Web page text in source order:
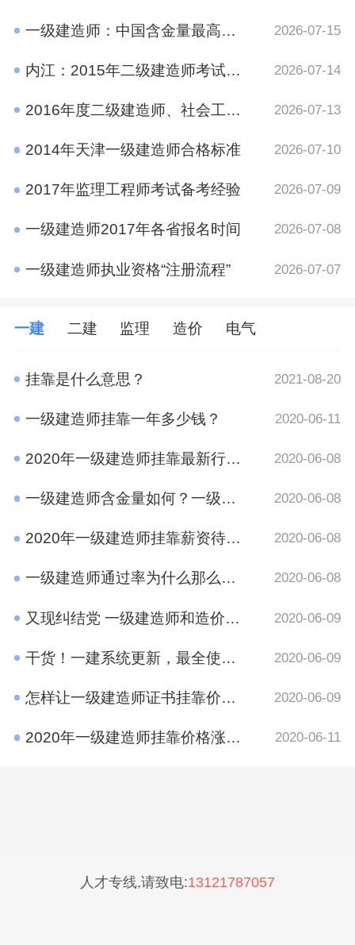
一级建造师：中国含金量最高的十大证书之一 2026-07-15
内江：2015年二级建造师考试报名时间通知 2026-07-14
2016年度二级建造师、社会工作者、二级注册计量师、管理咨询师资格考试考后资格审查的公告 2026-07-13
2014年天津一级建造师合格标准 2026-07-10
2017年监理工程师考试备考经验 2026-07-09
一级建造师2017年各省报名时间 2026-07-08
一级建造师执业资格“注册流程” 2026-07-07
一建 二建 监理 造价 电气
挂靠是什么意思？ 2021-08-20
一级建造师挂靠一年多少钱？ 2020-06-11
2020年一级建造师挂靠最新行情 竟然是这样 2020-06-08
一级建造师含金量如何？一级建造师挂靠前景 2020-06-08
2020年一级建造师挂靠薪资待遇如何？ 2020-06-08
一级建造师通过率为什么那么低?原因有哪些呢？ 2020-06-08
又现纠结党 一级建造师和造价工程师考哪个好？ 2020-06-09
干货！一建系统更新，最全使用攻略在这里 2020-06-09
怎样让一级建造师证书挂靠价格​更高？ 2020-06-09
2020年一级建造师挂靠价格涨了吗？ 2020-06-11
人才专线,请致电:13121787057